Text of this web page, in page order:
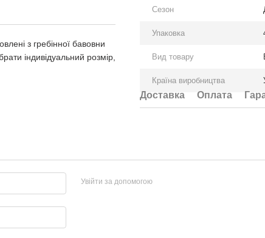
з гребінної бавовни
індивідуальний розмір,
Сезон
Упаковка
Вид товару
Країна виробництва
Доставка Оплата
Увійти за допомогою